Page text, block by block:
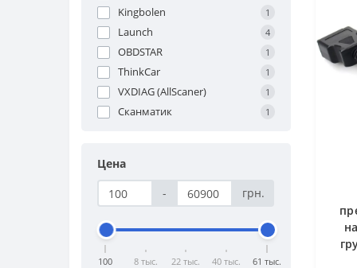
Kingbolen 1
Launch 4
OBDSTAR 1
ThinkCar 1
VXDIAG (AllScaner) 1
Сканматик 1
Цена
-
грн.
100 8 тыс. 22 тыс. 40 тыс. 61 тыс.